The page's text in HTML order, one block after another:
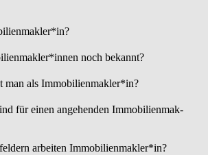
noch bekannt?
man als Im­mo­bi­li­en­mak­ler*in?
für einen angehenden Im­mo­bi­li­en­mak­
arbeiten Im­mo­bi­li­en­mak­ler*in?